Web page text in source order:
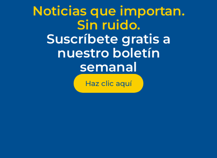
Noticias que importan.
Sin ruido.
Suscríbete gratis a
nuestro boletín
semanal
Haz clic aquí